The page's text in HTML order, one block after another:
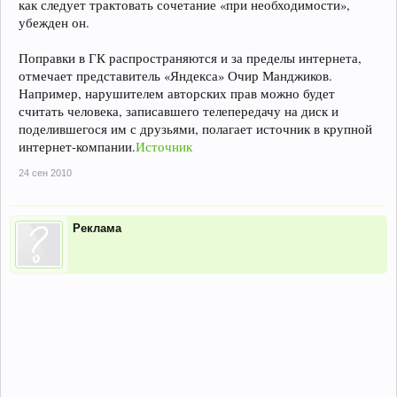
как следует трактовать сочетание «при необходимости»,
убежден он.
Поправки в ГК распространяются и за пределы интернета,
отмечает представитель «Яндекса» Очир Манджиков.
Например, нарушителем авторских прав можно будет
считать человека, записавшего телепередачу на диск и
поделившегося им с друзьями, полагает источник в крупной
интернет-компании.Источник
24 сен 2010
Реклама